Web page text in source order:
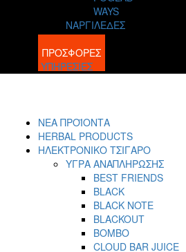
WAYS
ΝΑΡΓΙΛΕΔΕΣ
BLOG
ΠΡΟΣΦΟΡΕΣ
ΥΠΗΡΕΣΙΕΣ
ΝΕΑ ΠΡΟΪΟΝΤΑ
HERBAL PRODUCTS
ΗΛΕΚΤΡΟΝΙΚΟ ΤΣΙΓΑΡΟ
ΥΓΡΑ ΑΝΑΠΛΗΡΩΣΗΣ
BEST FRIENDS
BLACK
BLACK NOTE
BLACKOUT
BOMBO
CLOUD BAR JUICE